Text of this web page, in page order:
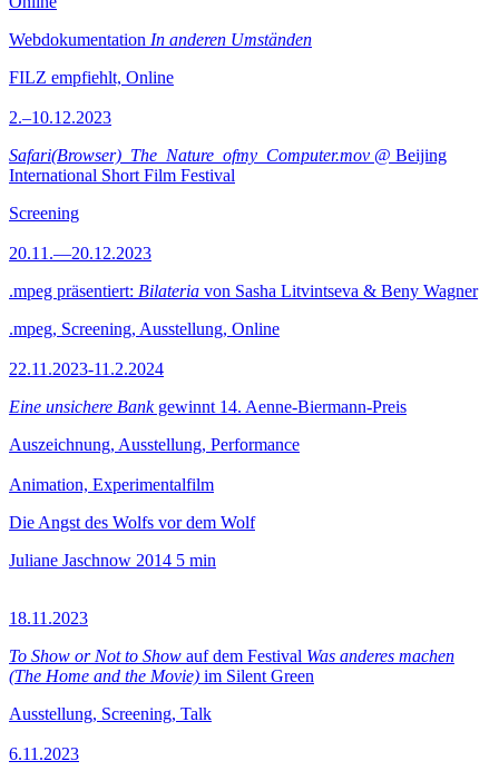
Webdokumentation In anderen Umständen
FILZ empfiehlt, Online
2.–10.12.2023
Safari(Browser)_The_Nature_ofmy_Computer.mov @ Beijing
International Short Film Festival
Screening
20.11.—20.12.2023
.mpeg präsentiert: Bilateria von Sasha Litvintseva & Beny Wagner
.mpeg, Screening, Ausstellung, Online
22.11.2023-11.2.2024
Eine unsichere Bankgewinnt 14. Aenne-Biermann-Preis
Auszeichnung, Ausstellung, Performance
Animation, Experimentalfilm
Die Angst des Wolfs vor dem Wolf
Juliane Jaschnow 2014 5 min
18.11.2023
To Show or Not to Show auf dem Festival Was anderes machen
(The Home and the Movie) im Silent Green
Ausstellung, Screening, Talk
6.11.2023